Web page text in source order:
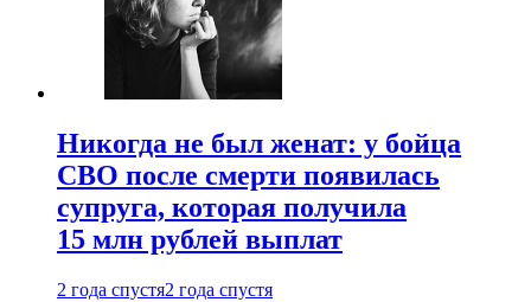
Никогда не был женат: у бойца
СВО после смерти появилась
супруга, которая получила
15 млн рублей выплат
2 года спустя2 года спустя